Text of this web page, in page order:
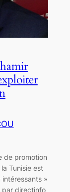
de promotion
Tunisie est
»
par directinfo